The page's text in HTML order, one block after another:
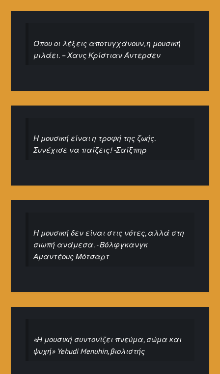
Όπου οι λέξεις αποτυγχάνουν, η μουσική
μιλάει. – Χανς Κρίστιαν Άντερσεν
Η μουσική είναι η τροφή της ζωής.
Συνέχισε να παίζεις! -Σαίξπηρ
Η μουσική δεν είναι στις νότες, αλλά στη
σιωπή ανάμεσα. - Βόλφγκανγκ
Αμαντέους Μότσαρτ
«Η μουσική συντονίζει πνεύμα, σώμα και
ψυχή» Yehudi Menuhin, βιολιστής